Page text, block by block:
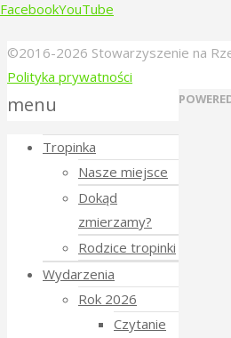
FacebookYouTube
Skip
to
content
©2016-2026 Stowarzyszenie na
Polityka prywatności
Back
Top
menu
Tropinka
Nasze miejsce
Dokąd
zmierzamy?
Rodzice tropinki
Wydarzenia
Rok 2026
Czytanie